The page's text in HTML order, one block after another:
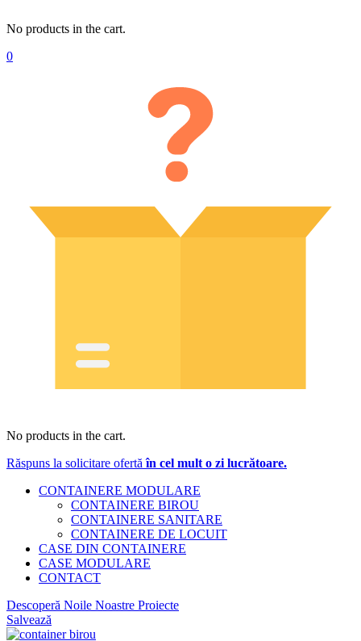
No products in the cart.
0
No products in the cart.
Răspuns la solicitare ofertăîn cel mult o zi lucrătoare.
CONTAINERE MODULARE
CONTAINERE BIROU
CONTAINERE SANITARE
CONTAINERE DE LOCUIT
CASE DIN CONTAINERE
CASE MODULARE
CONTACT
Descoperă Noile Noastre Proiecte
Salvează